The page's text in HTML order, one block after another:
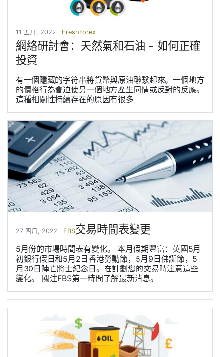
11 五月, 2022 FreshForex
網絡研討會：天然氣和石油 - 如何正確
投資
有一個隱藏的字符串將貨幣與原油聯繫起來。一個地方
的價格行為會迫使另一個地方產生同情或反對的反應。
這種相關性持續存在的原因有很多
27 四月, 2022 FBS交易時間表變更
5月份的市場時間表有變化。 本月假期豐富：英國5月
初銀行假日和5月2日香港勞動節，5月9日佛誕節，5
月30日陣亡將士紀念日。在計劃您的交易時注意這些
變化。 關注FBS第一時間了解最新消息。